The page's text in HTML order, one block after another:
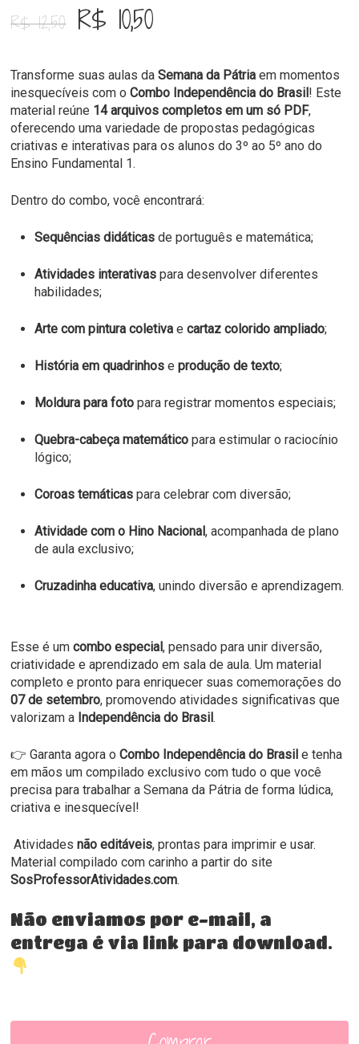
R$12,50 O
preço
original
era:
R$ 12,50.
R$ 10,50O
atual
é:
R$ 10,50.
Transforme suas aulas daSemana da Pátria em momentos
inesquecíveis com oCombo Independência do Brasil ! Este
material reúne 14 arquivos completos em um só PDF,
oferecendo uma variedade de propostas pedagógicas
criativas e interativas para os alunos do 3º ao 5º ano do
Ensino Fundamental 1.
Dentro do combo, você encontrará:
Sequências didáticas de português e matemática;
Atividades interativas para desenvolver diferentes
habilidades;
Arte com pintura coletiva ecartaz colorido ampliado;
História em quadrinhos eprodução de texto;
Moldura para foto para registrar momentos especiais;
Quebra-cabeça matemático para estimular o raciocínio
lógico;
Coroas temáticas para celebrar com diversão;
Atividade com o Hino Nacional, acompanhada de plano
de aula exclusivo;
Cruzadinha educativa, unindo diversão e aprendizagem.
Esse é umcombo especial, pensado para unir diversão,
criatividade e aprendizado em sala de aula. Um material
completo e pronto para enriquecer suas comemorações do
07 de setembro, promovendo atividades significativas que
valorizam a Independência do Brasil.
👉 Garanta agora oCombo Independência do Brasil e tenha
em mãos um compilado exclusivo com tudo o que você
precisa para trabalhar a Semana da Pátria de forma lúdica,
criativa e inesquecível!
Atividadesnãoeditáveis, prontas para imprimir e usar.
Material compilado com carinho a partir do site
SosProfessorAtividades.com.
Não enviamos por e-mail, a
entrega é via link para download.